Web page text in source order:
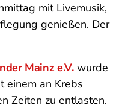
mit Livemusik,
genießen. Der
Mainz e.V.wurde
einem an Krebs
Zeiten zu entlasten.